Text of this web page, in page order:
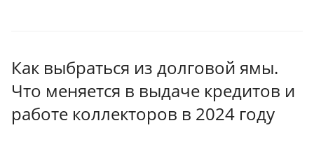
Как выбраться из долговой ямы.
Что меняется в выдаче кредитов и
работе коллекторов в 2024 году